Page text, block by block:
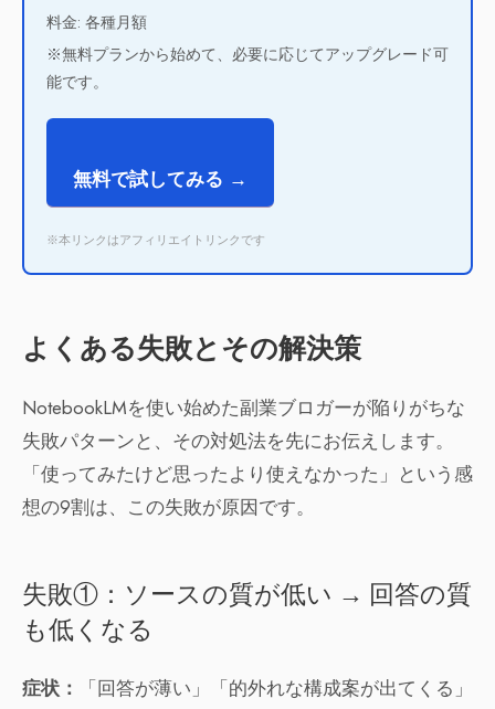
料金: 各種月額
※無料プランから始めて、必要に応じてアップグレード可
能です。
無料で試してみる →
※本リンクはアフィリエイトリンクです
よくある失敗とその解決策
NotebookLMを使い始めた副業ブロガーが陥りがちな
失敗パターンと、その対処法を先にお伝えします。
「使ってみたけど思ったより使えなかった」という感
想の9割は、この失敗が原因です。
失敗①：ソースの質が低い → 回答の質
も低くなる
症状：
「回答が薄い」「的外れな構成案が出てくる」